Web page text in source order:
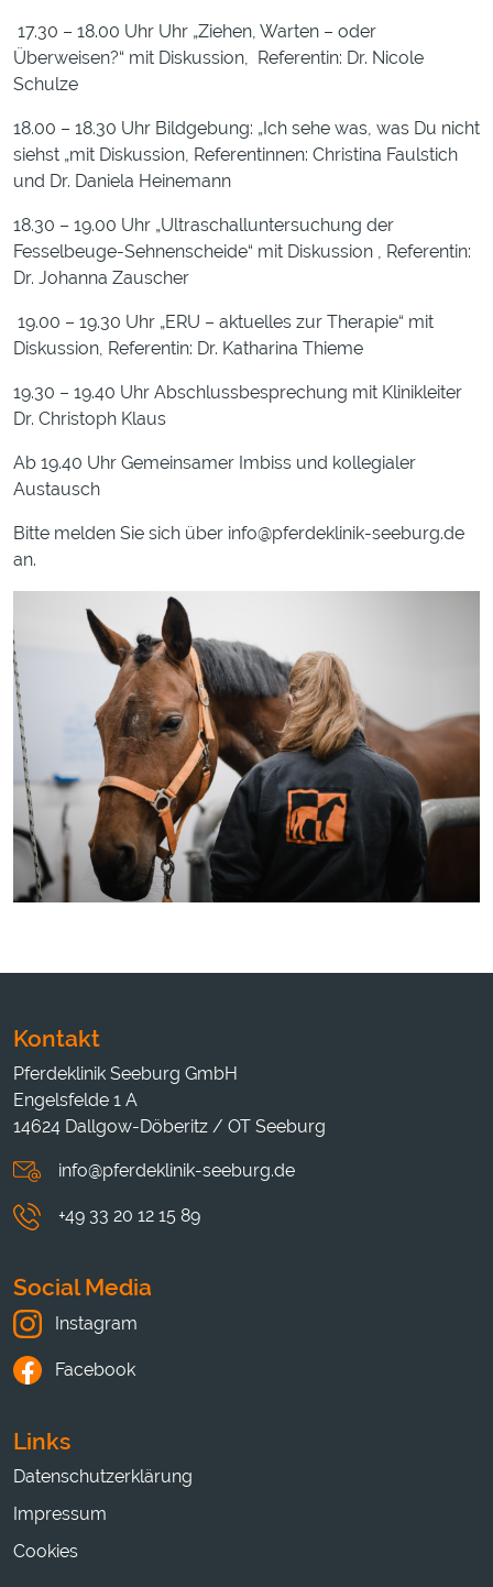
17.30 – 18.00 Uhr Uhr „Ziehen, Warten – oder
Überweisen?“ mit Diskussion, Referentin: Dr. Nicole
Schulze
18.00 – 18.30 Uhr Bildgebung: „Ich sehe was, was Du nicht
siehst „mit Diskussion, Referentinnen: Christina Faulstich
und Dr. Daniela Heinemann
18.30 – 19.00 Uhr „Ultraschalluntersuchung der
Fesselbeuge-Sehnenscheide“ mit Diskussion , Referentin:
Dr. Johanna Zauscher
19.00 – 19.30 Uhr „ERU – aktuelles zur Therapie“ mit
Diskussion, Referentin: Dr. Katharina Thieme
19.30 – 19.40 Uhr Abschlussbesprechung mit Klinikleiter
Dr. Christoph Klaus
Ab 19.40 Uhr Gemeinsamer Imbiss und kollegialer
Austausch
Bitte melden Sie sich über info@pferdeklinik-seeburg.de
an.
Kontakt
Pferdeklinik Seeburg GmbH
Engelsfelde 1 A
14624 Dallgow-Döberitz / OT Seeburg
info@pferdeklinik-seeburg.de
+49 33 20 12 15 89
Social Media
Instagram
Facebook
Links
Datenschutzerklärung
Impressum
Cookies